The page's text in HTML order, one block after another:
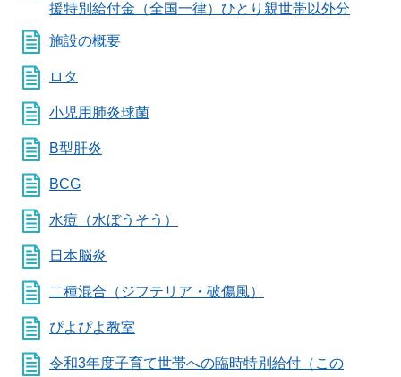
援特別給付金（全国一律）ひとり親世帯以外分
施設の概要
ロタ
小児用肺炎球菌
B型肝炎
BCG
水痘（水ぼうそう）
日本脳炎
二種混合（ジフテリア・破傷風）
ぴよぴよ教室
令和3年度子育て世帯への臨時特別給付（この